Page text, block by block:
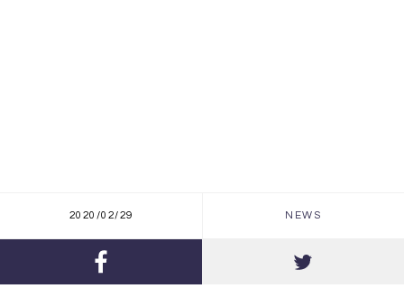
2020/02/29 NEWS